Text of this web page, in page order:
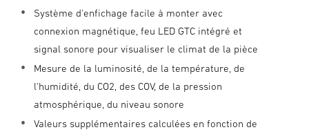
Système d'enfichage facile à monter avec
connexion magnétique, feu LED GTC intégré et
signal sonore pour visualiser le climat de la pièce
Mesure de la luminosité, de la température, de
l'humidité, du CO2, des COV, de la pression
atmosphérique, du niveau sonore
Valeurs supplémentaires calculées en fonction de